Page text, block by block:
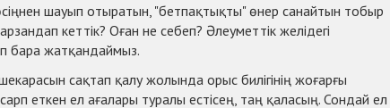
шауып отыратын, "бетпақтықты" өнер санайтын тобыр
кеттік? Оған не себеп? Әлеуметтік желідегі
бара жатқандаймыз.
сақтап қалу жолында орыс билігінің жоғарғы
еткен ел ағалары туралы естісең, таң қаласың. Сондай ел